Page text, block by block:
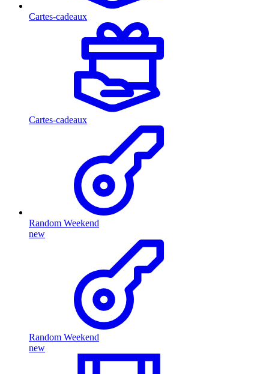
Cartes-cadeaux
Cartes-cadeaux
Random Weekend
new
Random Weekend
new